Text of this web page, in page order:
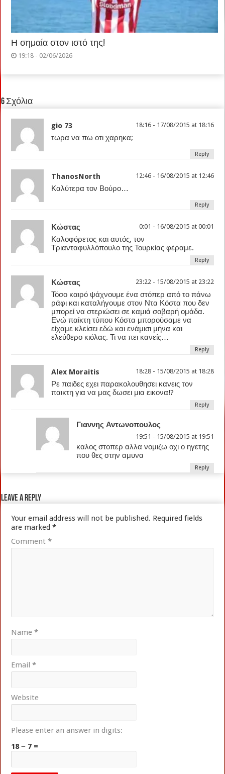
Η σημαία στον ιστό της!
19:18 - 02/06/2026
6 Σχόλια
gio 73 18:16 - 17/08/2015 at 18:16
τωρα να πω οτι χαρηκα;
Reply
ThanosNorth 12:46 - 16/08/2015 at 12:46
Καλύτερα τον Βούρο…
Reply
Κώστας 0:01 - 16/08/2015 at 00:01
Καλοφόρετος και αυτός, τον
Τριανταφυλλόπουλο της Τουρκίας φέραμε.
Reply
Κώστας 23:22 - 15/08/2015 at 23:22
Τόσο καιρό ψάχνουμε ένα στόπερ από το πάνω
ράφι και καταλήγουμε στον Ντα Κόστα που δεν
μπορεί να στεριώσει σε καμιά σοβαρή ομάδα.
Ενώ παίκτη τύπου Κόστα μπορούσαμε να
είχαμε κλείσει εδώ και ενάμισι μήνα και
ελεύθερο κιόλας. Τι να πει κανείς…
Reply
Alex Moraitis 18:28 - 15/08/2015 at 18:28
Ρε παιδες εχει παρακολουθησει κανεις τον
παικτη για να μας δωσει μια εικονα!?
Reply
Γιαννης Αντωνοπουλος
19:51 - 15/08/2015 at 19:51
καλος στοπερ αλλα νομιζω οχι ο ηγετης
που θες στην αμυνα
Reply
Leave a Reply
Your email address will not be published. Required fields
are marked*
Comment*
Name*
Email*
Website
Please enter an answer in digits:
18 − 7 =